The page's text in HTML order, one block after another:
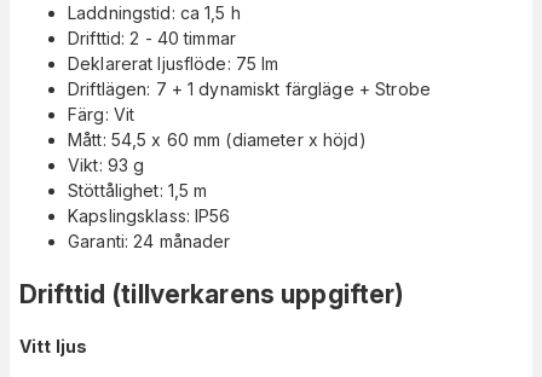
Laddningstid: ca 1,5 h
Drifttid: 2 - 40 timmar
Deklarerat ljusflöde: 75 lm
Driftlägen: 7 + 1 dynamiskt färgläge + Strobe
Färg: Vit
Mått: 54,5 x 60 mm (diameter x höjd)
Vikt: 93 g
Stöttålighet: 1,5 m
Kapslingsklass: IP56
Garanti: 24 månader
Drifttid (tillverkarens uppgifter)
Vitt ljus